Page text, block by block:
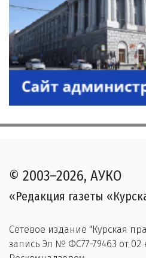
© 2003–2026, АУКО
«Редакция газеты
Сетевое издание "Курская
запись Эл № ФС77-79463 от